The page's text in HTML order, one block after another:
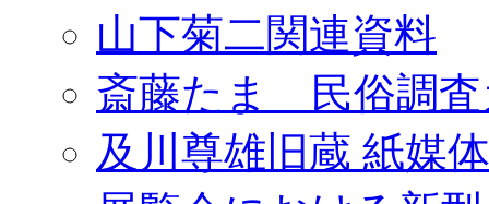
山下菊二関連資料
斎藤たま 民俗調査
及川尊雄旧蔵 紙媒